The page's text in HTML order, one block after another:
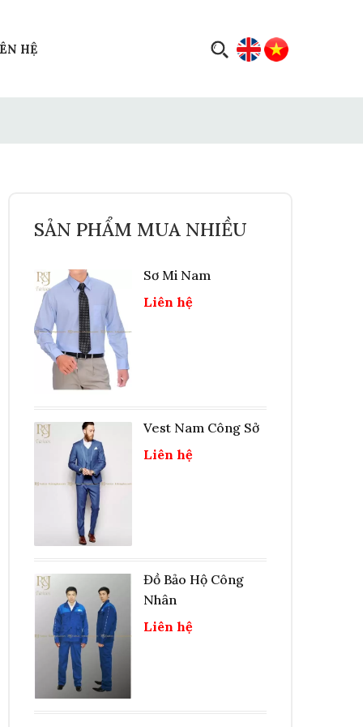
HỆ
SẢN PHẨM MUA NHIỀU
Sơ Mi Nam
Liên hệ
Vest Nam Công Sở
Liên hệ
Đồ Bảo Hộ Công
Nhân
Liên hệ